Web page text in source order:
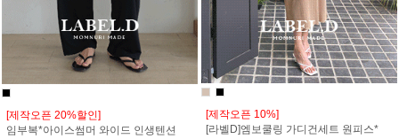
[제작오픈 20%할인]
임부복*아이스썸머 와이드 인생텐션
[제작오픈 10%]
[라벨D]엠보쿨링 가디건세트 원피스*